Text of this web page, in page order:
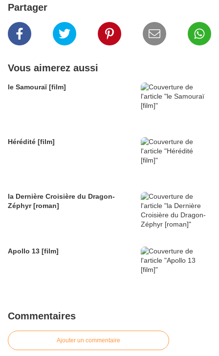
Partager
Vous aimerez aussi
le Samouraï [film]
Hérédité [film]
la Dernière Croisière du Dragon-
Zéphyr [roman]
Apollo 13 [film]
Commentaires
Ajouter un commentaire